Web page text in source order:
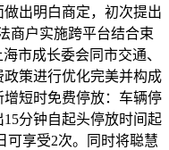
出明白商定，初次提出
商户实施跨平台结合束
市成长委会同市交通、
策进行优化完美并构成
短时免费停放：车辆停
分钟自起头停放时间起
可享受2次。同时将聪慧